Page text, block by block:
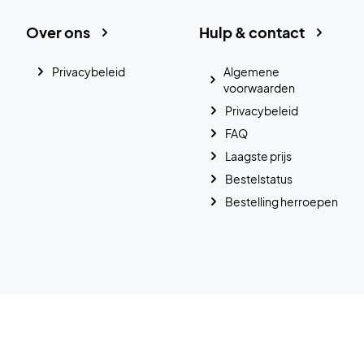
Hulp & contact
Algemene
voorwaarden
Privacybeleid
FAQ
Laagste prijs
Bestelstatus
Bestelling herroepen
Over ons
Privacybeleid